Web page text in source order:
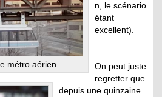
métro aérien…
n, le scénario
étant
excellent).
On peut juste
regretter que
depuis une quinzaine